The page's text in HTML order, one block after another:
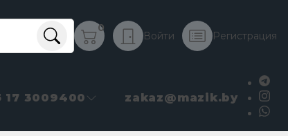
0
Войти Регистрация
17 3009400 zakaz@mazik.by